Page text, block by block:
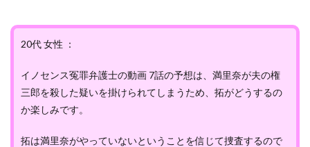
20代 女性 ：
イノセンス冤罪弁護士の動画 7話の予想は、満里奈が夫の権
三郎を殺した疑いを掛けられてしまうため、拓がどうするの
か楽しみです。
拓は満里奈がやっていないということを信じて捜査するので